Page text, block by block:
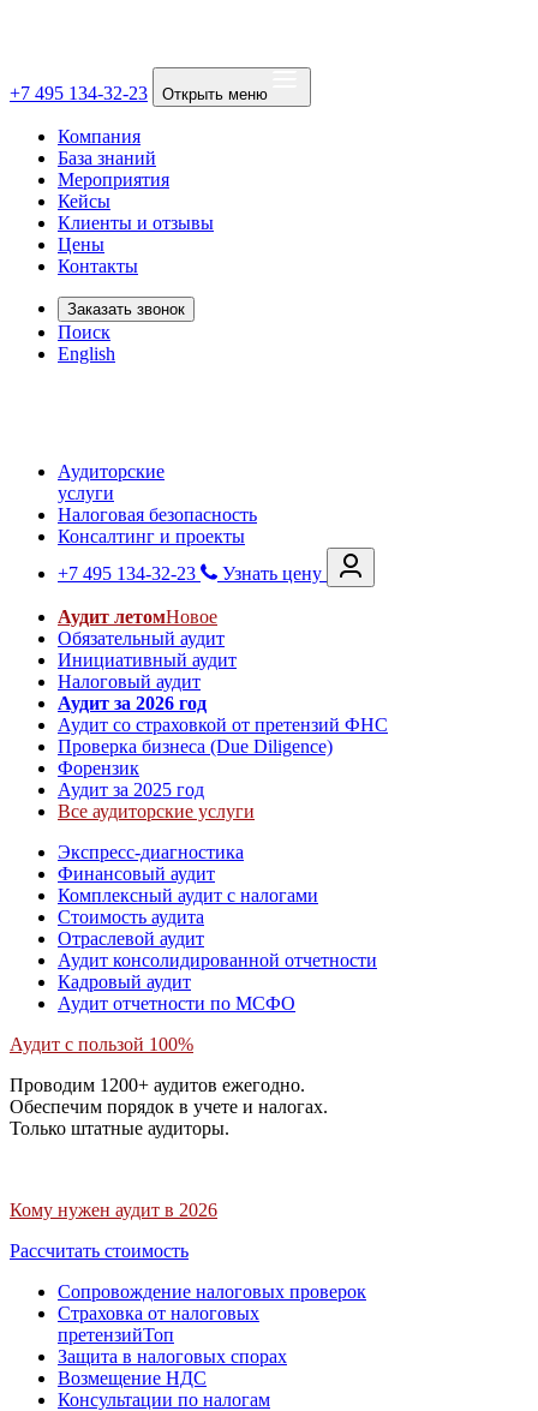
+7 495 134-32-23 Открыть меню
Компания
База знаний
Мероприятия
Кейсы
Клиенты и отзывы
Цены
Контакты
Заказать звонок
Поиск
English
Аудиторские
услуги
Налоговая безопасность
Консалтинг и проекты
+7 495 134-32-23
Узнать цену
Аудит летомНовое
Обязательный аудит
Инициативный аудит
Налоговый аудит
Аудит за 2026 год
Аудит со страховкой от претензий ФНС
Проверка бизнеса (Due Diligence)
Форензик
Аудит за 2025 год
Все аудиторские услуги
Экспресс-диагностика
Финансовый аудит
Комплексный аудит с налогами
Стоимость аудита
Отраслевой аудит
Аудит консолидированной отчетности
Кадровый аудит
Аудит отчетности по МСФО
Аудит с пользой 100%
Проводим 1200+ аудитов ежегодно.
Обеспечим порядок в учете и налогах.
Только штатные аудиторы.
Кому нужен аудит в 2026
Рассчитать стоимость
Сопровождение налоговых проверок
Страховка от налоговых
претензийТоп
Защита в налоговых спорах
Возмещение НДС
Консультации по налогам